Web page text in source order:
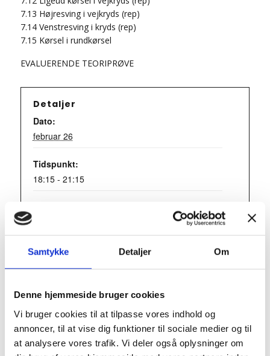
Samtykke Detaljer Om
Denne hjemmeside bruger cookies
Vi bruger cookies til at tilpasse vores indhold og
annoncer, til at vise dig funktioner til sociale medier og til
at analysere vores trafik. Vi deler også oplysninger om
7.13 Højresving i vejkryds (rep)
7.14 Venstresving i kryds (rep)
7.15 Kørsel i rundkørsel
EVALUERENDE TEORIPRØVE
Detaljer
Dato:
februar 26
Tidspunkt:
18:15 - 21:15
Begivenhed Kategori:
Teori 6 - torsdagshold
Tilføj til kalender